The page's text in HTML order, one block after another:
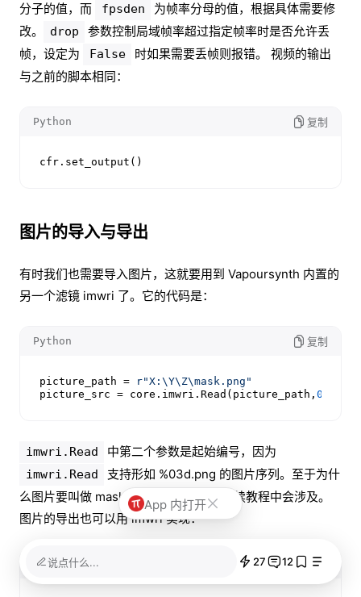
分子的值，而
fpsden
为帧率分母的值，根据具体需要修
改。
drop
参数控制局域帧率超过指定帧率时是否允许丢
帧，设定为
False
时如果需要丢帧则报错。 视频的输出
与之前的脚本相同：
Python 复制
cfr.set_output()
图片的导入与导出
有时我们也需要导入图片，这就要用到 Vapoursynth 内置的
另一个滤镜 imwri 了。它的代码是：
Python 复制
picture_path =
r"X:\Y\Z\mask.png"
picture_src = core.imwri.Read(picture_path, 0
imwri.Read 中第二个参数是起始编号，因为
imwri.Read
支持形如 %03d.png 的图片序列。至于为什
么图片要叫做 mask，暂且卖个关子，后续教程中会涉及。
图片的导出也可以用 imwri 实现：
Python 复制
说点什么... 27 12
App 内打开